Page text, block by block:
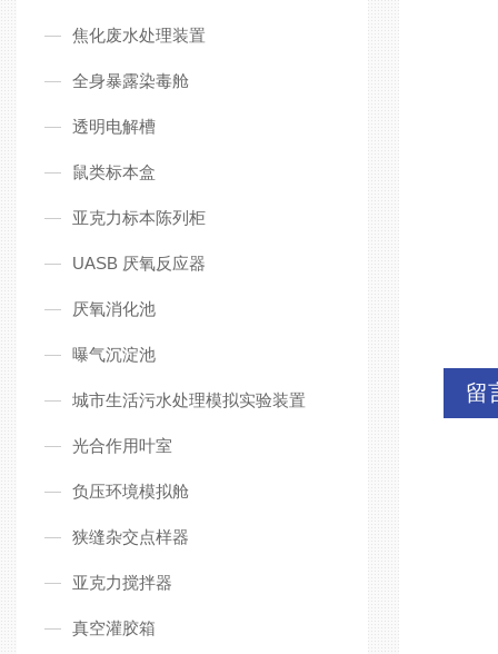
焦化废水处理装置
全身暴露染毒舱
透明电解槽
鼠类标本盒
亚克力标本陈列柜
UASB 厌氧反应器
厌氧消化池
曝气沉淀池
城市生活污水处理模拟实验装置
光合作用叶室
负压环境模拟舱
狭缝杂交点样器
亚克力搅拌器
真空灌胶箱
留